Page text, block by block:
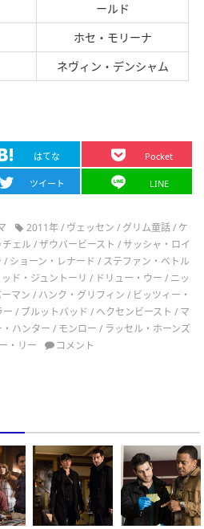
ールド
ホセ・モリーナ
ネヴィン・デンシャム
はてな Pocket
ツイート LINE
2011年/ ヴェッセン / グリム童話/ ケ
ェル /ザウバービースト / サッシャ・ロイ
/ ショーン・レナード / ステファン・ベトル
ド・ジュントーリ / ドリュー・ウー / ニッ
マン / ハンク・グリフィン / ビッツィー・
ー / ブルットバッド / ヘクセンビースト / マ
ハンター / モンロー / ラッセル・ホーンズ
・リー コメント